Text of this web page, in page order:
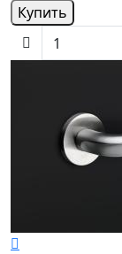
Купить